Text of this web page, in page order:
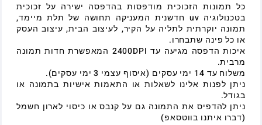
כל תמונות הזכוכית מודפסות בהדפסה ישירה על זכוכית
בטכנולוגיה uv חדשנית המעניקה תחושה של תלת מיימד,
תמונה יוקרתית לתליה על הקיר, לעיצוב הבית, עיצוב העסק
או כל פינה שתבחרו.
איכות הדפסה מגיעה עד 2400DPI המאפשרת חדות תמונה
מרבית.
משלוח עד 14 ימי עסקים (איסוף עצמי 3 ימי עסקים).
ניתן לפנות אלינו לשאלות או התאמות אישיות בתמונה או
בגודל.
ניתן להדפיס את התמונה גם על קנבס או כיסוי לארון חשמל
(דברו איתנו בווטסאפ)